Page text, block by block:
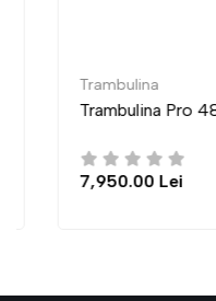
Trambulina
Trambulina Pro 488
7,950.00 Lei